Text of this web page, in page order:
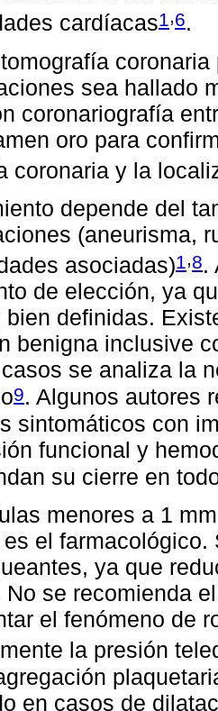
cardíacas1,6.
sea hallado
coronariografía
oro para
coronaria y la
depende del
(aneurisma,
asociadas)1,8.
de elección, ya
bien definidas.
benigna inclusive
se analiza la
9. Algunos autores
sintomáticos con
funcional y
su cierre en
menores a 1
el
ya que
No se recomienda
el fenómeno de
la presión
en casos de